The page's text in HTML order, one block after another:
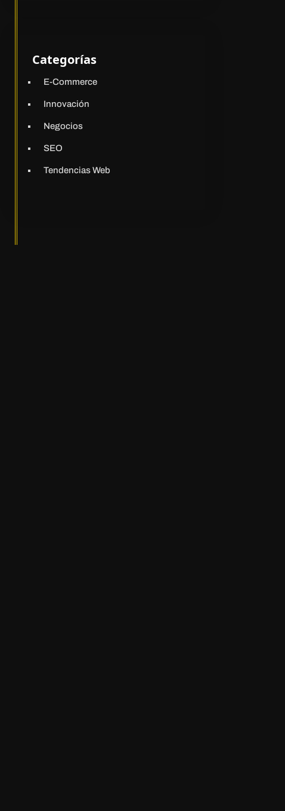
Categorías
E-Commerce
Innovación
Negocios
SEO
Tendencias Web